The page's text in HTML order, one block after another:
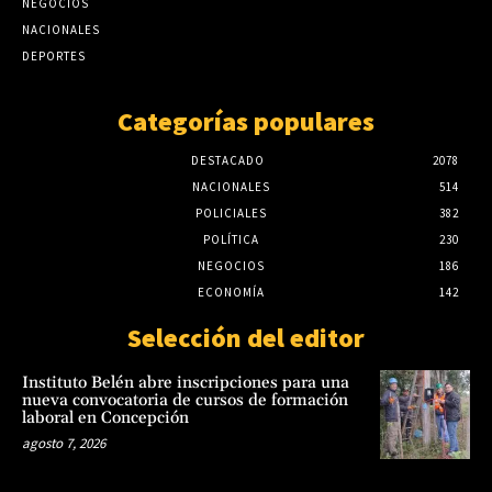
NACIONALES
DEPORTES
Categorías populares
DESTACADO
2078
NACIONALES
514
POLICIALES
382
POLÍTICA
230
NEGOCIOS
186
ECONOMÍA
142
Selección del editor
Instituto Belén abre inscripciones para una
nueva convocatoria de cursos de formación
laboral en Concepción
agosto 7, 2026